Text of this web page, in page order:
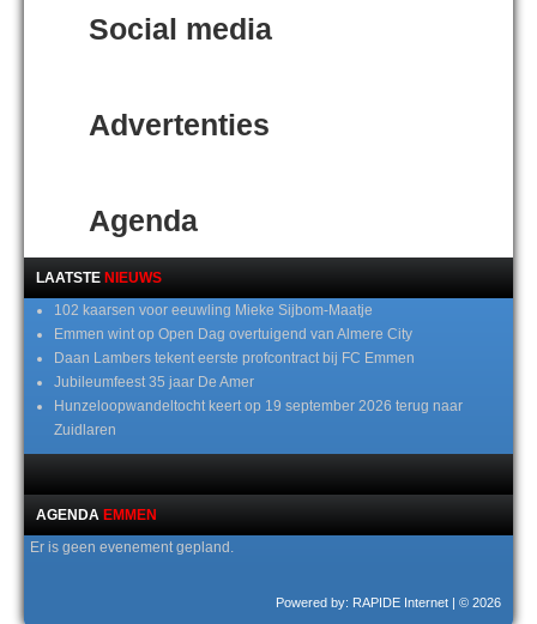
Social media
Advertenties
Agenda
LAATSTE NIEUWS
102 kaarsen voor eeuwling Mieke Sijbom-Maatje
Emmen wint op Open Dag overtuigend van Almere City
Daan Lambers tekent eerste profcontract bij FC Emmen
Jubileumfeest 35 jaar De Amer
Hunzeloopwandeltocht keert op 19 september 2026 terug naar
Zuidlaren
AGENDA EMMEN
Er is geen evenement gepland.
Powered by: RAPIDE Internet | © 2026